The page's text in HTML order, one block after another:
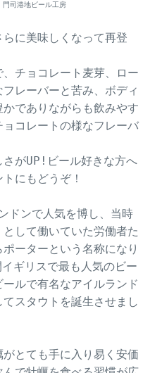
門司港地ビール
に美味しくなって再登
チョコレート麦芽、ロー
レーバーと苦み、ボディ
でありながらも飲みやす
コレートの様なフレーバ
がUP!ビール好きな方へ
にもどうぞ！
ドンで人気を博し、当時
して働いていた労働者た
ーターという名称になり
ギリスで最も人気のビー
ルで有名なアイルランド
スタウトを誕生させまし
とても手に入り易く安価